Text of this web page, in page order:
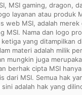
MSI gaming, dragon,
layanan atau produk
web MSI, adalah
MSI. Nama dan logo
yang ditampilkan
materi adalah milik
mungkin juga
berhak cipta MSI
dari MSI. Semua hak
adalah hak yang